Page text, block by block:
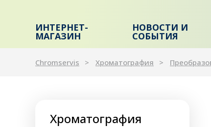
ИНТЕРНЕТ-
МАГАЗИН
НОВОСТИ И
СОБЫТИЯ
Chromservis Xроматография
Хроматография